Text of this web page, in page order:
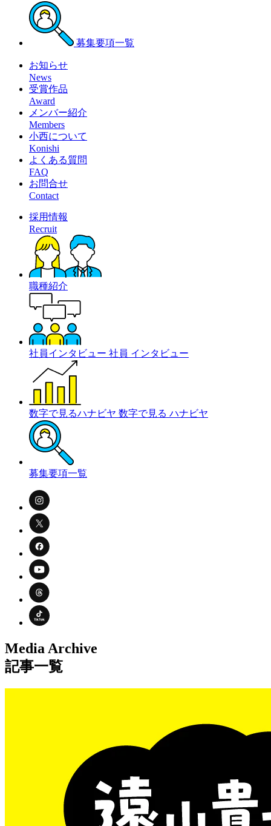
募集要項一覧
お知らせ
News
受賞作品
Award
メンバー紹介
Members
小西について
Konishi
よくある質問
FAQ
お問合せ
Contact
採用情報
Recruit
職種紹介
社員インタビュー 社員 インタビュー
数字で見るハナビヤ 数字で見る ハナビヤ
募集要項一覧
Media Archive
記事一覧